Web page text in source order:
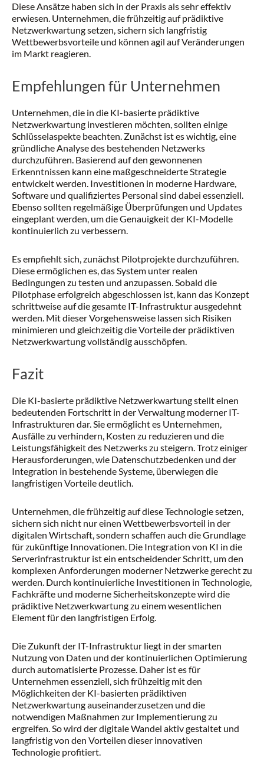
Diese Ansätze haben sich in der Praxis als sehr effektiv
erwiesen. Unternehmen, die frühzeitig auf prädiktive
Netzwerkwartung setzen, sichern sich langfristig
Wettbewerbsvorteile und können agil auf Veränderungen
im Markt reagieren.
Empfehlungen für Unternehmen
Unternehmen, die in die KI-basierte prädiktive
Netzwerkwartung investieren möchten, sollten einige
Schlüsselaspekte beachten. Zunächst ist es wichtig, eine
gründliche Analyse des bestehenden Netzwerks
durchzuführen. Basierend auf den gewonnenen
Erkenntnissen kann eine maßgeschneiderte Strategie
entwickelt werden. Investitionen in moderne Hardware,
Software und qualifiziertes Personal sind dabei essenziell.
Ebenso sollten regelmäßige Überprüfungen und Updates
eingeplant werden, um die Genauigkeit der KI-Modelle
kontinuierlich zu verbessern.
Es empfiehlt sich, zunächst Pilotprojekte durchzuführen.
Diese ermöglichen es, das System unter realen
Bedingungen zu testen und anzupassen. Sobald die
Pilotphase erfolgreich abgeschlossen ist, kann das Konzept
schrittweise auf die gesamte IT-Infrastruktur ausgedehnt
werden. Mit dieser Vorgehensweise lassen sich Risiken
minimieren und gleichzeitig die Vorteile der prädiktiven
Netzwerkwartung vollständig ausschöpfen.
Fazit
Die KI-basierte prädiktive Netzwerkwartung stellt einen
bedeutenden Fortschritt in der Verwaltung moderner IT-
Infrastrukturen dar. Sie ermöglicht es Unternehmen,
Ausfälle zu verhindern, Kosten zu reduzieren und die
Leistungsfähigkeit des Netzwerks zu steigern. Trotz einiger
Herausforderungen, wie Datenschutzbedenken und der
Integration in bestehende Systeme, überwiegen die
langfristigen Vorteile deutlich.
Unternehmen, die frühzeitig auf diese Technologie setzen,
sichern sich nicht nur einen Wettbewerbsvorteil in der
digitalen Wirtschaft, sondern schaffen auch die Grundlage
für zukünftige Innovationen. Die Integration von KI in die
Serverinfrastruktur ist ein entscheidender Schritt, um den
komplexen Anforderungen moderner Netzwerke gerecht zu
werden. Durch kontinuierliche Investitionen in Technologie,
Fachkräfte und moderne Sicherheitskonzepte wird die
prädiktive Netzwerkwartung zu einem wesentlichen
Element für den langfristigen Erfolg.
Die Zukunft der IT-Infrastruktur liegt in der smarten
Nutzung von Daten und der kontinuierlichen Optimierung
durch automatisierte Prozesse. Daher ist es für
Unternehmen essenziell, sich frühzeitig mit den
Möglichkeiten der KI-basierten prädiktiven
Netzwerkwartung auseinanderzusetzen und die
notwendigen Maßnahmen zur Implementierung zu
ergreifen. So wird der digitale Wandel aktiv gestaltet und
langfristig von den Vorteilen dieser innovativen
Technologie profitiert.